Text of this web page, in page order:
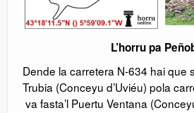
L’horru pa
Dende la carretera N-634 hai que
Trubia (Conceyu d’Uviéu) pola
va fasta’l Puertu Ventana